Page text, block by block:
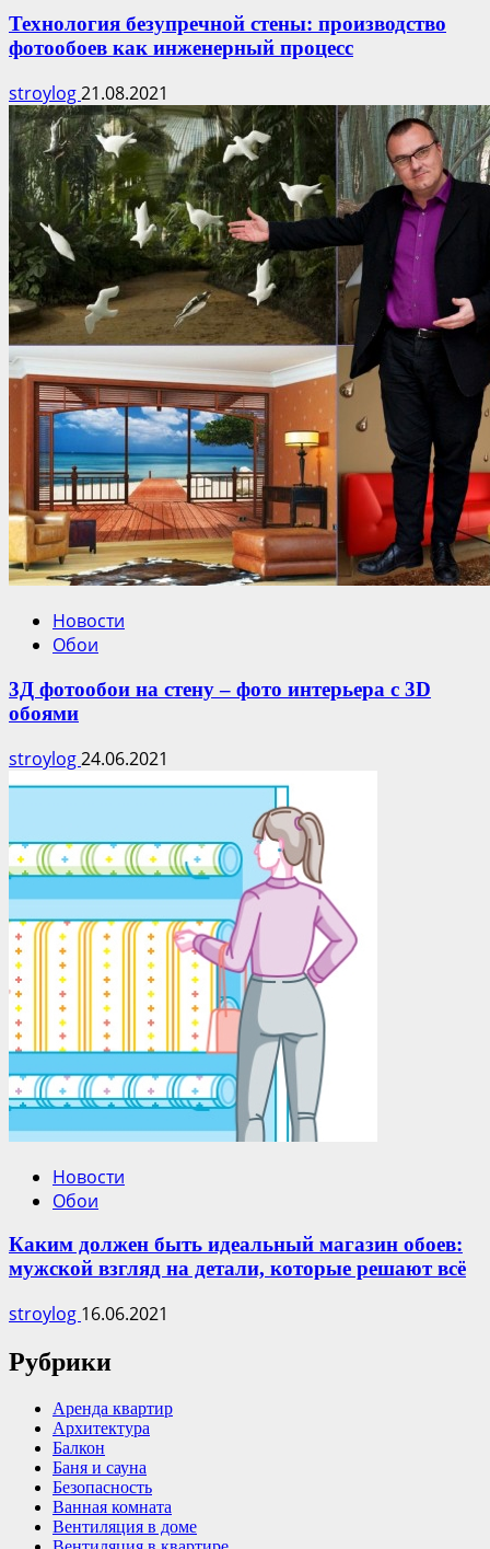
Технология безупречной стены: производство
фотообоев как инженерный процесс
stroylog21.08.2021
Новости
Обои
3Д фотообои на стену – фото интерьера с 3D
обоями
stroylog24.06.2021
Новости
Обои
Каким должен быть идеальный магазин обоев:
мужской взгляд на детали, которые решают всё
stroylog 16.06.2021
Рубрики
Аренда квартир
Архитектура
Балкон
Баня и сауна
Безопасность
Ванная комната
Вентиляция в доме